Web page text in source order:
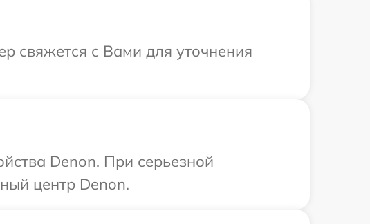
свяжется с Вами для уточнения
Denon. При серьезной
центр Denon.